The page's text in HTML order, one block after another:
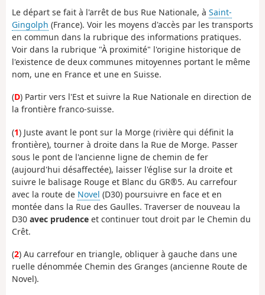
Le départ se fait à l'arrêt de bus Rue Nationale, à Saint-
Gingolph (France). Voir les moyens d'accès par les transports
en commun dans la rubrique des informations pratiques.
Voir dans la rubrique "À proximité" l'origine historique de
l'existence de deux communes mitoyennes portant le même
nom, une en France et une en Suisse.
(D) Partir vers l'Est et suivre la Rue Nationale en direction de
la frontière franco-suisse.
(1) Juste avant le pont sur la Morge (rivière qui définit la
frontière), tourner à droite dans la Rue de Morge. Passer
sous le pont de l'ancienne ligne de chemin de fer
(aujourd'hui désaffectée), laisser l'église sur la droite et
suivre le balisage Rouge et Blanc du GR®5. Au carrefour
avec la route de Novel (D30) poursuivre en face et en
montée dans la Rue des Gaulles. Traverser de nouveau la
D30 avec prudence et continuer tout droit par le Chemin du
Crêt.
(2) Au carrefour en triangle, obliquer à gauche dans une
ruelle dénommée Chemin des Granges (ancienne Route de
Novel).